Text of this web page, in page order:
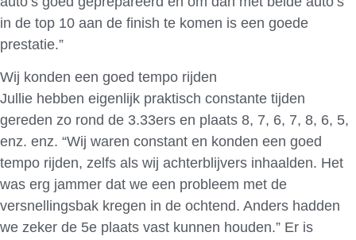
in de top 10 aan de finish te komen is een goede
prestatie.”
Wij konden een goed tempo rijden
Jullie hebben eigenlijk praktisch constante tijden
gereden zo rond de 3.33ers en plaats 8, 7, 6, 7, 8, 6, 5,
enz. enz. “Wij waren constant en konden een goed
tempo rijden, zelfs als wij achterblijvers inhaalden. Het
was erg jammer dat we een probleem met de
versnellingsbak kregen in de ochtend. Anders hadden
we zeker de 5e plaats vast kunnen houden.” Er is